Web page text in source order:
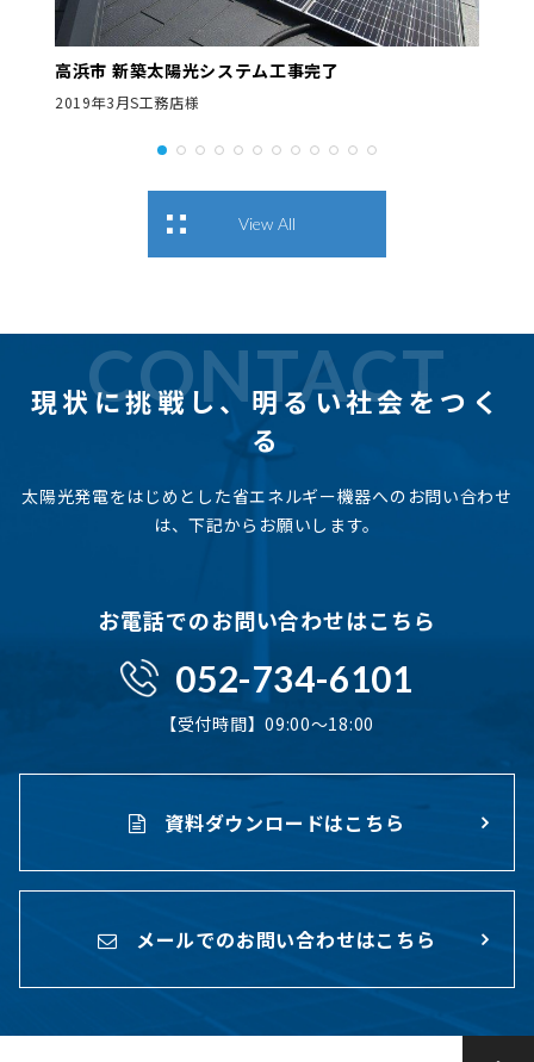
高浜市 新築太陽光システム工事完了
2019年3月S工務店様
View All
CONTACT
現状に挑戦し、明るい社会をつく
る
太陽光発電をはじめとした省エネルギー機器へのお問い合わせ
は、下記からお願いします。
お電話でのお問い合わせはこちら
052-734-6101
【受付時間】09:00〜18:00
資料ダウンロードはこちら
メールでのお問い合わせはこちら